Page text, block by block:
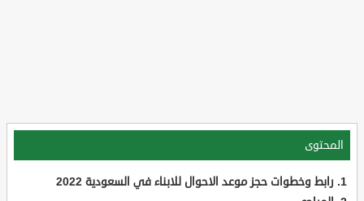
المحتوى
رابط وخطوات حجز موعد الاحوال للابناء في السعودية 2022